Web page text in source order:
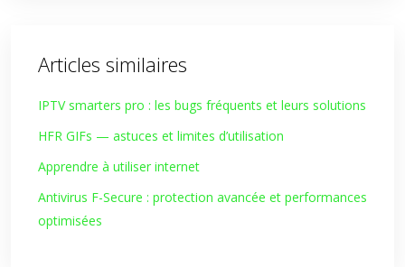
Articles similaires
IPTV smarters pro : les bugs fréquents et leurs solutions
HFR GIFs — astuces et limites d’utilisation
Apprendre à utiliser internet
Antivirus F-Secure : protection avancée et performances
optimisées